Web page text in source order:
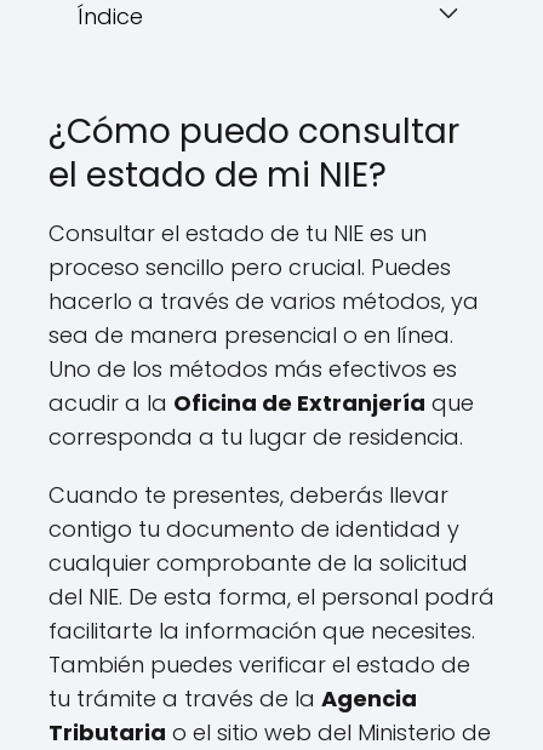
Índice
¿Cómo puedo consultar
el estado de mi NIE?
Consultar el estado de tu NIE es un
proceso sencillo pero crucial. Puedes
hacerlo a través de varios métodos, ya
sea de manera presencial o en línea.
Uno de los métodos más efectivos es
acudir a la Oficina de Extranjería que
corresponda a tu lugar de residencia.
Cuando te presentes, deberás llevar
contigo tu documento de identidad y
cualquier comprobante de la solicitud
del NIE. De esta forma, el personal podrá
facilitarte la información que necesites.
También puedes verificar el estado de
tu trámite a través de la Agencia
Tributaria o el sitio web del Ministerio de